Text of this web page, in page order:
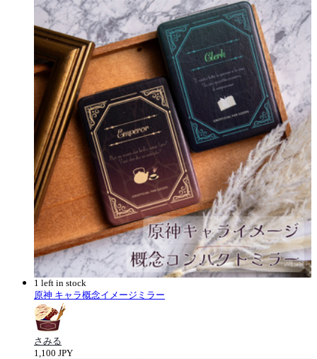
1 left in stock
原神 キャラ概念イメージミラー
さみる
1,100 JPY